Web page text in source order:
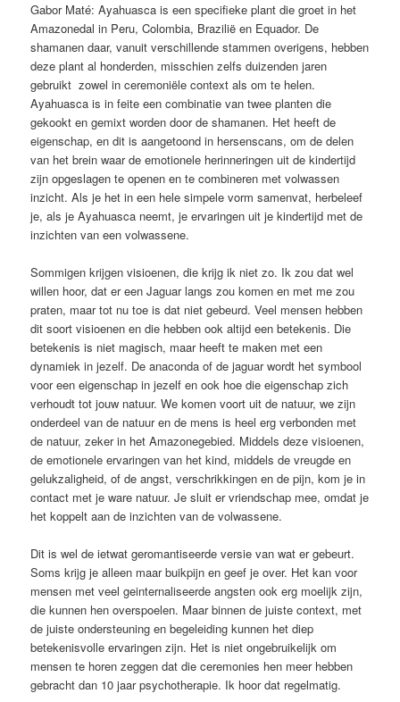
Gabor Maté: Ayahuasca is een specifieke plant die groet in het
Amazonedal in Peru, Colombia, Brazilië en Equador. De
shamanen daar, vanuit verschillende stammen overigens, hebben
deze plant al honderden, misschien zelfs duizenden jaren
gebruikt zowel in ceremoniële context als om te helen.
Ayahuasca is in feite een combinatie van twee planten die
gekookt en gemixt worden door de shamanen. Het heeft de
eigenschap, en dit is aangetoond in hersenscans, om de delen
van het brein waar de emotionele herinneringen uit de kindertijd
zijn opgeslagen te openen en te combineren met volwassen
inzicht. Als je het in een hele simpele vorm samenvat, herbeleef
je, als je Ayahuasca neemt, je ervaringen uit je kindertijd met de
inzichten van een volwassene.
Sommigen krijgen visioenen, die krijg ik niet zo. Ik zou dat wel
willen hoor, dat er een Jaguar langs zou komen en met me zou
praten, maar tot nu toe is dat niet gebeurd. Veel mensen hebben
dit soort visioenen en die hebben ook altijd een betekenis. Die
betekenis is niet magisch, maar heeft te maken met een
dynamiek in jezelf. De anaconda of de jaguar wordt het symbool
voor een eigenschap in jezelf en ook hoe die eigenschap zich
verhoudt tot jouw natuur. We komen voort uit de natuur, we zijn
onderdeel van de natuur en de mens is heel erg verbonden met
de natuur, zeker in het Amazonegebied. Middels deze visioenen,
de emotionele ervaringen van het kind, middels de vreugde en
gelukzaligheid, of de angst, verschrikkingen en de pijn, kom je in
contact met je ware natuur. Je sluit er vriendschap mee, omdat je
het koppelt aan de inzichten van de volwassene.
Dit is wel de ietwat geromantiseerde versie van wat er gebeurt.
Soms krijg je alleen maar buikpijn en geef je over. Het kan voor
mensen met veel geinternaliseerde angsten ook erg moelijk zijn,
die kunnen hen overspoelen. Maar binnen de juiste context, met
de juiste ondersteuning en begeleiding kunnen het diep
betekenisvolle ervaringen zijn. Het is niet ongebruikelijk om
mensen te horen zeggen dat die ceremonies hen meer hebben
gebracht dan 10 jaar psychotherapie. Ik hoor dat regelmatig.